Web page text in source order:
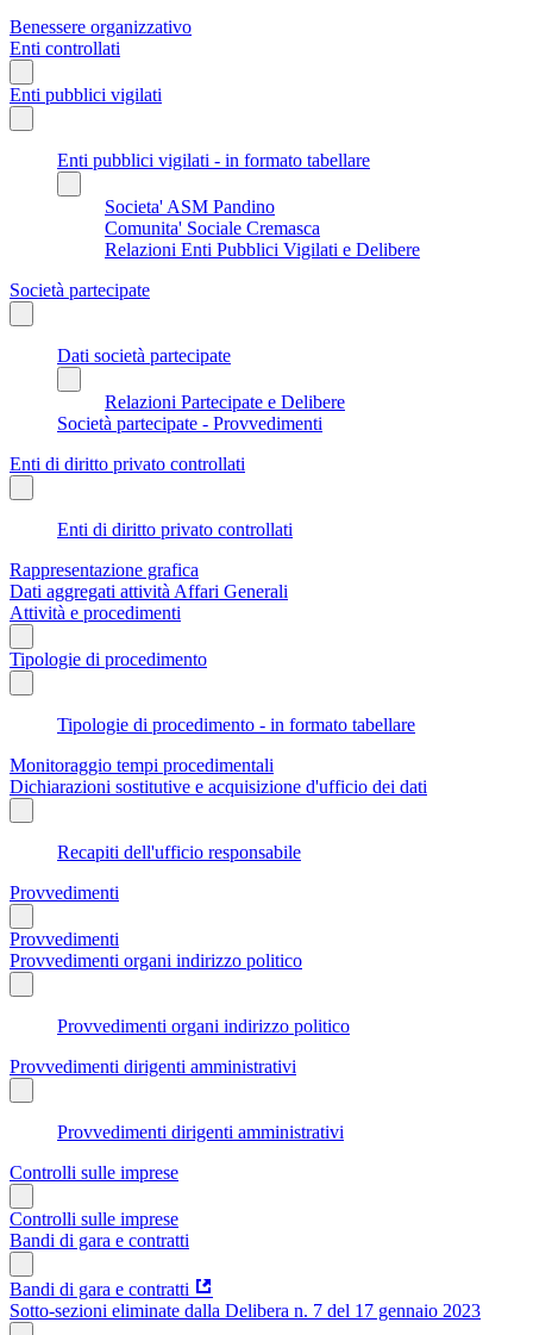
Benessere organizzativo
Enti controllati
Enti pubblici vigilati
Enti pubblici vigilati - in formato tabellare
Societa' ASM Pandino
Comunita' Sociale Cremasca
Relazioni Enti Pubblici Vigilati e Delibere
Società partecipate
Dati società partecipate
Relazioni Partecipate e Delibere
Società partecipate - Provvedimenti
Enti di diritto privato controllati
Enti di diritto privato controllati
Rappresentazione grafica
Dati aggregati attività Affari Generali
Attività e procedimenti
Tipologie di procedimento
Tipologie di procedimento - in formato tabellare
Monitoraggio tempi procedimentali
Dichiarazioni sostitutive e acquisizione d'ufficio dei dati
Recapiti dell'ufficio responsabile
Provvedimenti
Provvedimenti
Provvedimenti organi indirizzo politico
Provvedimenti organi indirizzo politico
Provvedimenti dirigenti amministrativi
Provvedimenti dirigenti amministrativi
Controlli sulle imprese
Controlli sulle imprese
Bandi di gara e contratti
Bandi di gara e contratti
Sotto-sezioni eliminate dalla Delibera n. 7 del 17 gennaio 2023